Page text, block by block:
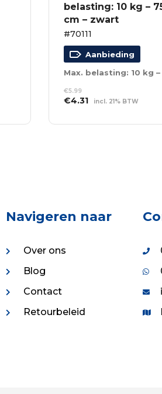
belasting: 10 kg –
cm – zwart
#70111
Aanbieding
€5.99
Oorspronkelijke
was:
€4.31Huidige
is:
incl. 21% BTW
WINKELWAGEN
Navigeren naar
Over ons
Blog
Contact
Retourbeleid